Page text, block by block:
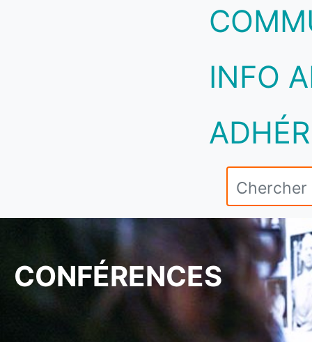
INFO
CONFÉRENCES